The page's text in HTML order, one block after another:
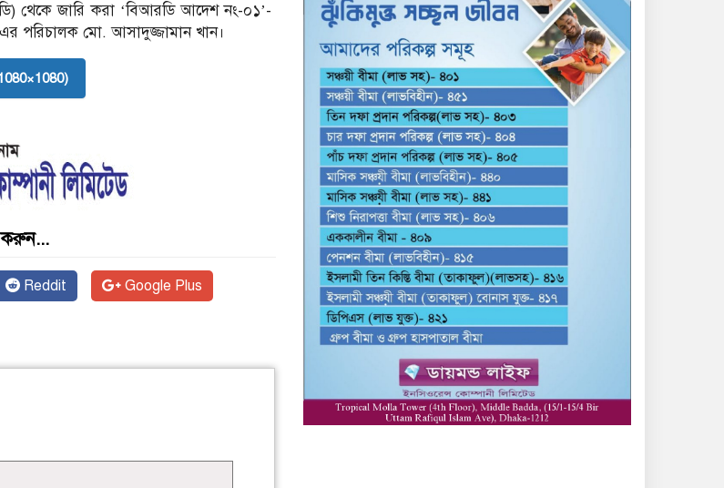
থেকে জারি করা ‘বিআরডি আদেশ নং-০১’-
পরিচালক মো. আসাদুজ্জামান খান।
করুন...
Reddit Google Plus